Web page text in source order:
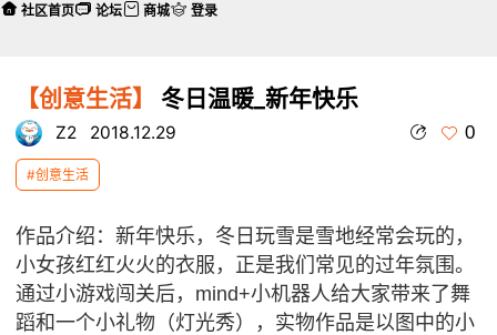
【创意生活】 冬日温暖_新年快乐
Z2 2018.12.29 0
#创意生活
本帖最后由 Z2 于 2018-12-29 22:31 编辑
作品介绍：新年快乐，冬日玩雪是雪地经常会玩的，
小女孩红红火火的衣服，正是我们常见的过年氛围。
通过小游戏闯关后，mind+小机器人给大家带来了舞
蹈和一个小礼物（灯光秀），实物作品是以图中的小
社区首页 论坛 商城 登录